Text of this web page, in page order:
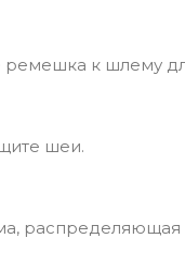
к шлему
шеи.
распределяющая